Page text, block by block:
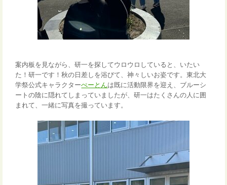
案内板を見ながら、研一を探してウロウロしていると、いたい
た！研一です！秋の日差しを浴びて、神々しいお姿です。東北大
学祭公式キャラクターぺーとんは既に活動限界を迎え、ブルーシ
ートの陰に隠れてしまっていましたが、研一はたくさんの人に囲
まれて、一緒に写真を撮っています。